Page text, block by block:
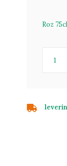
Roz 75cl